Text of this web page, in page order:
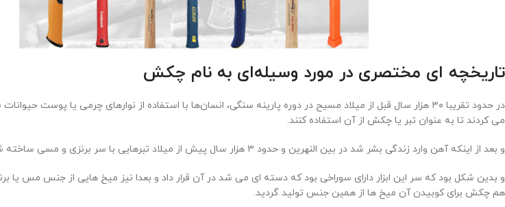
تاریخچه ای مختصری در مورد وسیله‌ای به نام چکش
در حدود تقریبا ۳۰ هزار سال قبل از میلاد مسیح در دوره پارینه سنگی، انسان‌ها با استفاده از نوارهای چرمی یا پوست
می کردند تا به عنوان تبر یا چکش از آن استفاده کنند.
و بعد از اینکه آهن وارد زندگی بشر شد در بین النهرین و حدود ۳ هزار سال پیش از میلاد تبرهایی با سر برنزی و مسی ساخته شد.
و بدین شکل بود که سر این ابزار دارای سوراخی بود که دسته ای می شد در آن قرار داد و بعدا نیز میخ هایی از جنس مس یا
هم چکش برای کوبیدن آن میخ ها از همین جنس تولید گردید.